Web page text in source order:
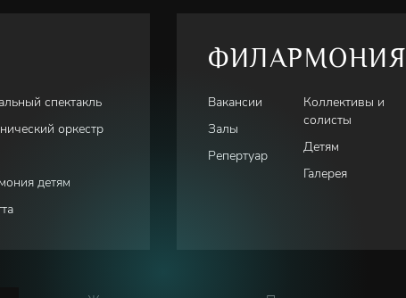
спектакль
оркестр
детям
ФИЛАРМОНИЯ
Вакансии
Залы
Репертуар
Коллективы и
солисты
Детям
Галерея